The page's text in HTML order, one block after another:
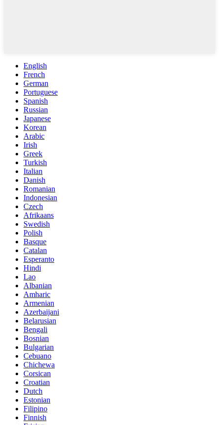
English
French
German
Portuguese
Spanish
Russian
Japanese
Korean
Arabic
Irish
Greek
Turkish
Italian
Danish
Romanian
Indonesian
Czech
Afrikaans
Swedish
Polish
Basque
Catalan
Esperanto
Hindi
Lao
Albanian
Amharic
Armenian
Azerbaijani
Belarusian
Bengali
Bosnian
Bulgarian
Cebuano
Chichewa
Corsican
Croatian
Dutch
Estonian
Filipino
Finnish